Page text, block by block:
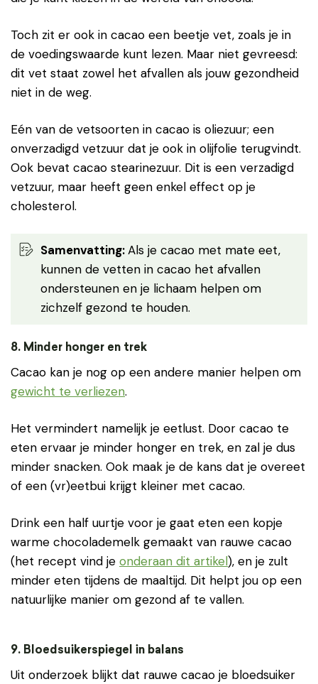
Toch zit er ook in cacao een beetje vet, zoals je in
de voedingswaarde kunt lezen. Maar niet gevreesd:
dit vet staat zowel het afvallen als jouw gezondheid
niet in de weg.
Eén van de vetsoorten in cacao is oliezuur; een
onverzadigd vetzuur dat je ook in olijfolie terugvindt.
Ook bevat cacao stearinezuur. Dit is een verzadigd
vetzuur, maar heeft geen enkel effect op je
cholesterol.
Samenvatting:Als je cacao met mate eet,
kunnen de vetten in cacao het afvallen
ondersteunen en je lichaam helpen om
zichzelf gezond te houden.
8. Minder honger en trek
Cacao kan je nog op een andere manier helpen om
gewicht te verliezen.
Het vermindert namelijk je eetlust. Door cacao te
eten ervaar je minder honger en trek, en zal je dus
minder snacken. Ook maak je de kans dat je overeet
of een (vr)eetbui krijgt kleiner met cacao.
Drink een half uurtje voor je gaat eten een kopje
warme chocolademelk gemaakt van rauwe cacao
(het recept vind je onderaan dit artikel), en je zult
minder eten tijdens de maaltijd. Dit helpt jou op een
natuurlijke manier om gezond af te vallen.
9. Bloedsuikerspiegel in balans
Uit onderzoek blijkt dat rauwe cacao je bloedsuiker